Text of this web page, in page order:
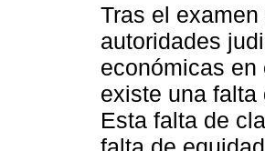
Tras el
autoridades
económicas
existe una
Esta falta de